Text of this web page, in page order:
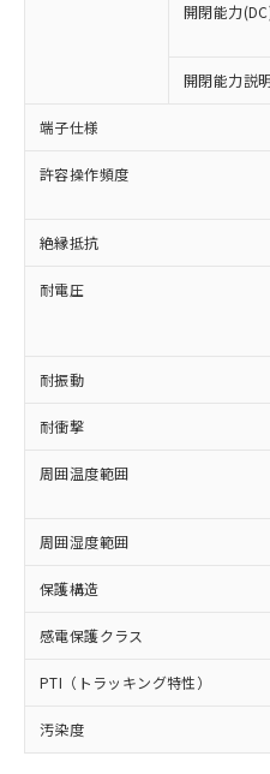
開閉能力
開閉能力説
端子仕様
許容操作頻度
絶縁抵抗
耐電圧
耐振動
耐衝撃
周囲温度範囲
周囲湿度範囲
保護構造
感電保護クラス
PTI（トラッキング特性）
汚染度
以下の条件をお読み
ご利用ください。
本サービスは
商品の当社在庫
(税抜)を提供
当社制御機器
本サービスの
ことをご了承
在庫状況およ
記載している
タに基づき作
覧された時点
準価格とは異
正式な納期状
様のお取引先
ムロン制御機
オムロン制御
販売ネ
在庫状況および
事前の承諾な
示しないようお
マイパーツ機
ビス）をご利
対応予定なし：EU
非含有に非対応の商
調査・確認中：EU
非含有の対応状況を
商品です。
非該当品：ライセン
害物質有無と関係の
仕入先様の事情によ
いたものが、含有品
むを得ず変更するこ
鉛(Pb) 1000ppm以下、 水
六価クロム(Cr(Ⅵ))
類(PBB) 1000ppm以下、
ルベンジル（BBP）
（DBP） 1000ppm以下
但し、RoHS指令で産業用
適用除外項目は除く。
フタル酸エステル類の４
図的な使用がないことを確
部品在庫の切り替え
月が前後することが
「○」：最大均質材
基準値以下であるこ
「×」：最大均質材
基準値を超えている
「－」：未確認です
*中国RoHS10物質の基準
Pb(鉛) :1000ppm、 Hg(水
Cr(Ⅵ)(六価クロム) :
ニル類) : 1000ppm、
ル類) : 1000ppm、
DBP(フタル酸ジブチル) :
イソブチル) : 1000ppm、
DEHP(フタル酸ビス(2-エチ
「ｅ」：有害物質（
準値以下であること
「10」：通常の使用
質が外部に漏えいし
及ぼさない年数を意
当社は、これ
為替および外
（以下｢規制貨
または国外へ
国政府の輸出
可)を取得する
当社は規制貨
全に破砕する
いよう必要な手
当社は貴社製
ル、化学兵器
武器並びにこ
当社は、貴社製
場合は、上記1
該第三者に通知
販売先および
法に輸出する
り引きをいたし
一定数以
一定数に
在庫なし(
いては、
たはお客
機器販売
受注生産
情報を公